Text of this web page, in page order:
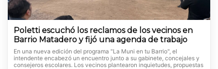
Poletti escuchó los reclamos de los vecinos en
Barrio Matadero y fijó una agenda de trabajo
En una nueva edición del programa "La Muni en tu Barrio", el
intendente encabezó un encuentro junto a su gabinete, concejales y
consejeros escolares. Los vecinos plantearon inquietudes, propuestas